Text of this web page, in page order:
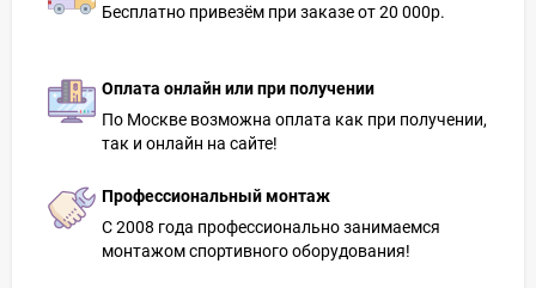
Бесплатно привезём при заказе от 20 000р.
Оплата онлайн или при получении
По Москве возможна оплата как при получении,
так и онлайн на сайте!
Профессиональный монтаж
С 2008 года профессионально занимаемся
монтажом спортивного оборудования!